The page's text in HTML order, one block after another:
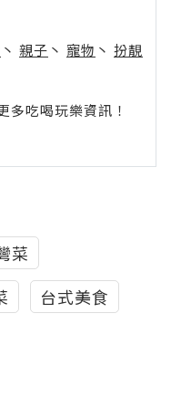
丶 親子 丶 寵物 丶 扮靚
吃喝玩樂資訊！
菜
台式美食